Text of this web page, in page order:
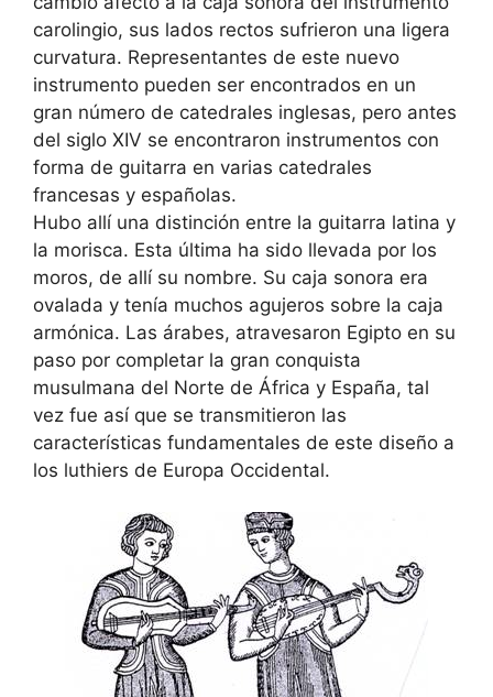
carolingio, sus lados rectos sufrieron una ligera
curvatura. Representantes de este nuevo
instrumento pueden ser encontrados en un
gran número de catedrales inglesas, pero antes
del siglo XIV se encontraron instrumentos con
forma de guitarra en varias catedrales
francesas y españolas.
Hubo allí una distinción entre la guitarra latina y
la morisca. Esta última ha sido llevada por los
moros, de allí su nombre. Su caja sonora era
ovalada y tenía muchos agujeros sobre la caja
armónica. Las árabes, atravesaron Egipto en su
paso por completar la gran conquista
musulmana del Norte de África y España, tal
vez fue así que se transmitieron las
características fundamentales de este diseño a
los luthiers de Europa Occidental.